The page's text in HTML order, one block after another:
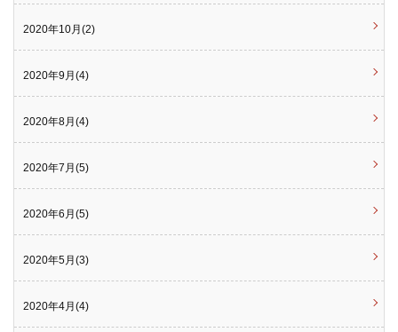
2020年10月(2)
2020年9月(4)
2020年8月(4)
2020年7月(5)
2020年6月(5)
2020年5月(3)
2020年4月(4)